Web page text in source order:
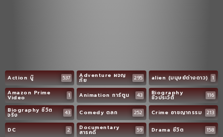
Action บู๊ 537 Adventure ผจญ
ภัย 295 alien (มนุษย์ต่างดาว) 1
Amazon Prime
Video 1 Animation การ์ตูน 43 Biography
ชีวประวัติ
116
Biography ชีวิต
จริง 43 Comedy ตลก 252 Crime อาชญากรรม 213
DC 2 Documentary
สารคดี 59 Drama ชีวิต 158